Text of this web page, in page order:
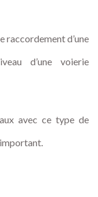
raccordement d’une
d’une voierie
avec ce type de